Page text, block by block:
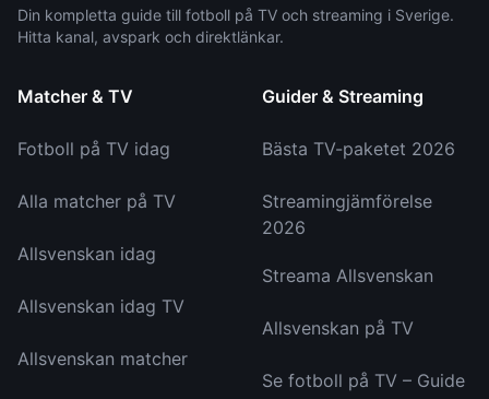
Din kompletta guide till fotboll på TV och streaming i Sverige.
Hitta kanal, avspark och direktlänkar.
Matcher & TV
Fotboll på TV idag
Alla matcher på TV
Allsvenskan idag
Allsvenskan idag TV
Allsvenskan matcher
Guider & Streaming
Bästa TV-paketet 2026
Streamingjämförelse
2026
Streama Allsvenskan
Allsvenskan på TV
Se fotboll på TV – Guide